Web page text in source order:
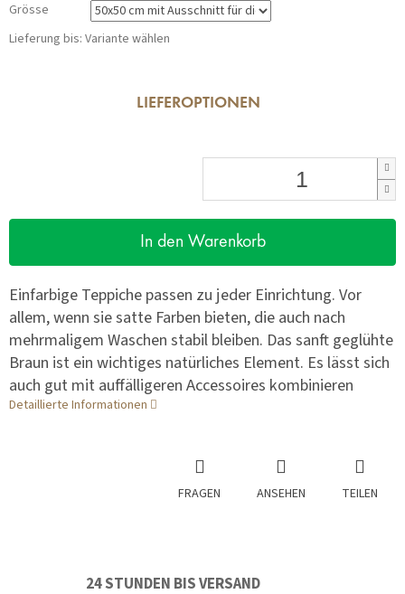
Grösse
Lieferung bis: Variante wählen
LIEFEROPTIONEN
In den Warenkorb
Einfarbige Teppiche passen zu jeder Einrichtung. Vor
allem, wenn sie satte Farben bieten, die auch nach
mehrmaligem Waschen stabil bleiben. Das sanft geglühte
Braun ist ein wichtiges natürliches Element. Es lässt sich
auch gut mit auffälligeren Accessoires kombinieren
Detaillierte Informationen
FRAGEN ANSEHEN TEILEN
24 STUNDEN BIS VERSAND